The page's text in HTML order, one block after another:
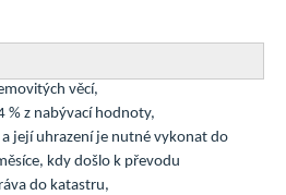
věcí,
% z nabývací hodnoty,
a její uhrazení je nutné vykonat do
kdy došlo k převodu
do katastru,